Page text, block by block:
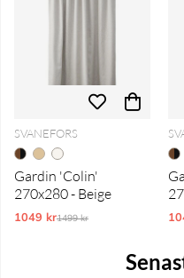
SVANEFORS
Gardin 'Colin'
270x280 - Beige
1049 krOrdinarie pris:
1499 kr